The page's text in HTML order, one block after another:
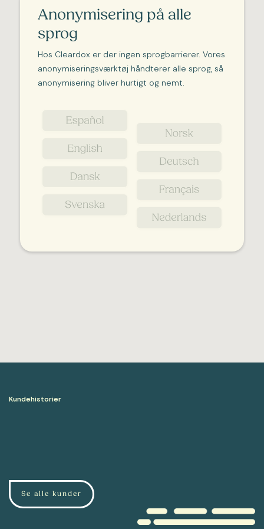
Anonymisering på alle
sprog
Hos Cleardox er der ingen sprogbarrierer. Vores
anonymiseringsværktøj håndterer alle sprog, så
anonymisering bliver hurtigt og nemt.
Kundehistorier
Se alle kunder